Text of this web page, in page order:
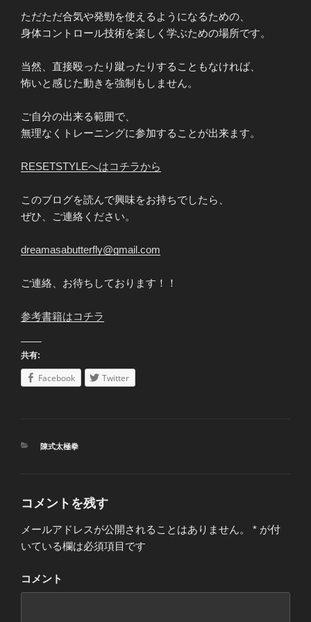
ただただ合気や発勁を使えるようになるための、
身体コントロール技術を楽しく学ぶための場所です。
当然、直接殴ったり蹴ったりすることもなければ、
怖いと感じた動きを強制もしません。
ご自分の出来る範囲で、
無理なくトレーニングに参加することが出来ます。
RESETSTYLEへはコチラから
このブログを読んで興味をお持ちでしたら、
ぜひ、ご連絡ください。
dreamasabutterfly@gmail.com
ご連絡、お待ちしております！！
参考書籍はコチラ
共有:
Facebook Twitter
カ
ー
陳式太極拳
コメントを残す
メールアドレスが公開されることはありません。 * が付
いている欄は必須項目です
コメント